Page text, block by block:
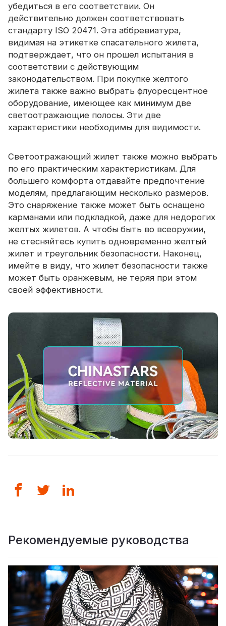
убедиться в его соответствии. Он
действительно должен соответствовать
стандарту ISO 20471. Эта аббревиатура,
видимая на этикетке спасательного жилета,
подтверждает, что он прошел испытания в
соответствии с действующим
законодательством. При покупке желтого
жилета также важно выбрать флуоресцентное
оборудование, имеющее как минимум две
светоотражающие полосы. Эти две
характеристики необходимы для видимости.
Светоотражающий жилет также можно выбрать
по его практическим характеристикам. Для
большего комфорта отдавайте предпочтение
моделям, предлагающим несколько размеров.
Это снаряжение также может быть оснащено
карманами или подкладкой, даже для недорогих
желтых жилетов. А чтобы быть во всеоружии,
не стесняйтесь купить одновременно желтый
жилет и треугольник безопасности. Наконец,
имейте в виду, что жилет безопасности также
может быть оранжевым, не теряя при этом
своей эффективности.
Рекомендуемые руководства